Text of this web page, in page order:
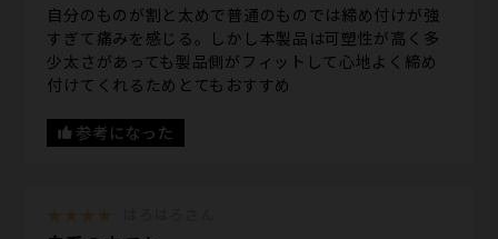
自分のものが割と太めで普通のものでは締め付けが強
すぎて痛みを感じる。しかし本製品は可塑性が高く多
少太さがあっても製品側がフィットして心地よく締め
付けてくれるためとてもおすすめ
参考になった